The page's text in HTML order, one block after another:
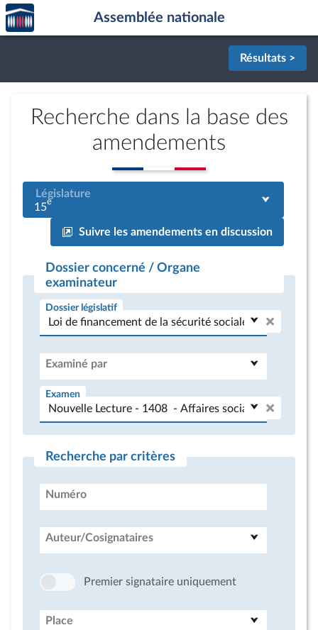
Aller au contenu
Aller en bas de la page
Accèder
à la
page
Assemblée nationale
Résultats >
Recherche dans la base des
amendements
Législature
15e
Suivre les amendements en discussion
Dossier concerné / Organe
examinateur
Dossier législatif
Examiné par
Examen
Recherche par critères
Numéro
Auteur/Cosignataires
Premier signataire uniquement
Place